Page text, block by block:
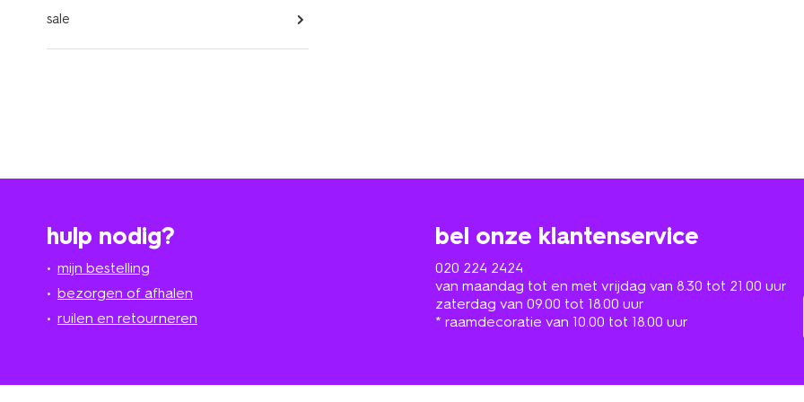
sale
hulp nodig?
mijn bestelling
bezorgen of afhalen
ruilen en retourneren
bel onze klantenservice
020 224 2424
van maandag tot en met vrijdag van 8.30 tot 21.00 uur
zaterdag van 09.00 tot 18.00 uur
* raamdecoratie van 10.00 tot 18.00 uur